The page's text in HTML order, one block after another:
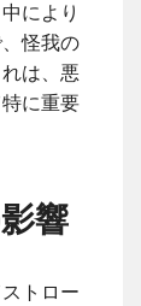
により
怪我の
は、悪
に重要
響
トロー